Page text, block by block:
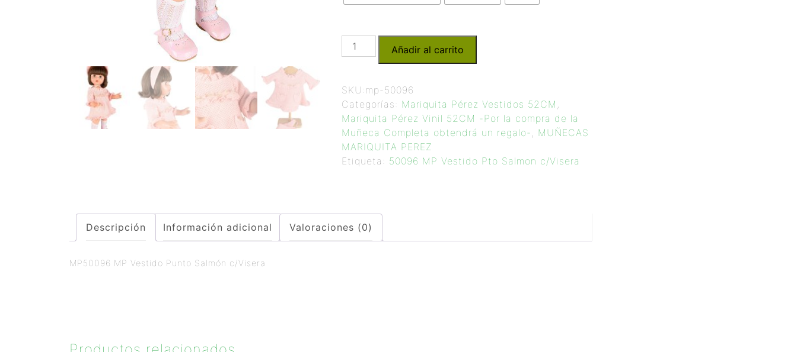
Añadir al carrito
SKU: mp-50096
Categorías: Mariquita Pérez Vestidos 52CM ,
Mariquita Pérez Vinil 52CM -Por la compra de la
Muñeca Completa obtendrá un regalo- , MUÑECAS
MARIQUITA PEREZ
Etiqueta: 50096 MP Vestido Pto Salmon c/Visera
Descripción Información adicional Valoraciones (0)
MP50096 MP Vestido Punto Salmón c/Visera